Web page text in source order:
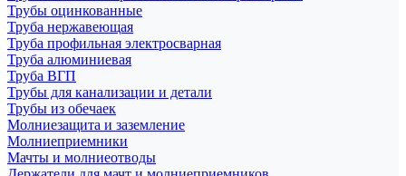
Трубы оцинкованные
Труба нержавеющая
Труба профильная электросварная
Труба алюминиевая
Труба ВГП
Трубы для канализации и детали
Трубы из обечаек
Молниезащита и заземление
Молниеприемники
Мачты и молниеотводы